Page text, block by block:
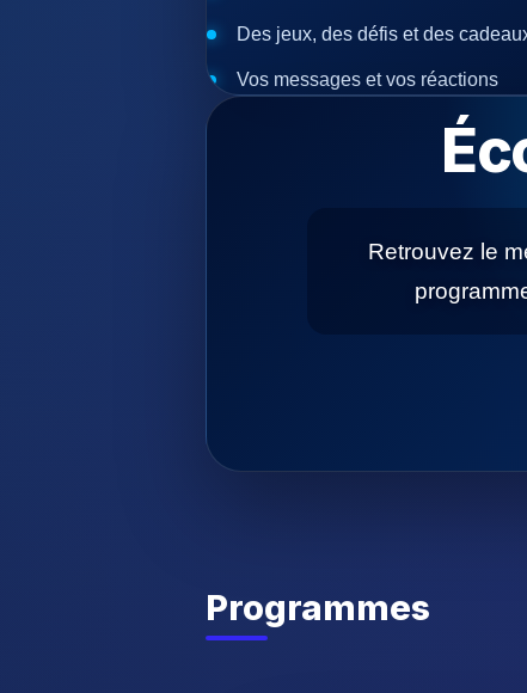
Des jeux, des défis et des
Vos messages et vos réactions
Retrouvez le
Programmes